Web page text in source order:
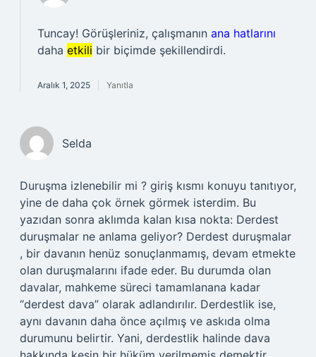
Tuncay! Görüşleriniz, çalışmanın ana hatlarını
daha etkili bir biçimde şekillendirdi.
Aralık 1, 2025 Yanıtla
Selda
Duruşma izlenebilir mi ? giriş kısmı konuyu tanıtıyor,
yine de daha çok örnek görmek isterdim. Bu
yazıdan sonra aklımda kalan kısa nokta: Derdest
duruşmalar ne anlama geliyor? Derdest duruşmalar
, bir davanın henüz sonuçlanmamış, devam etmekte
olan duruşmalarını ifade eder. Bu durumda olan
davalar, mahkeme süreci tamamlanana kadar
“derdest dava” olarak adlandırılır. Derdestlik ise,
aynı davanın daha önce açılmış ve askıda olma
durumunu belirtir. Yani, derdestlik halinde dava